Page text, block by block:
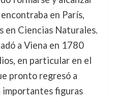
en París,
en Ciencias Naturales.
a Viena en 1780
en particular en el
pronto regresó a
importantes figuras